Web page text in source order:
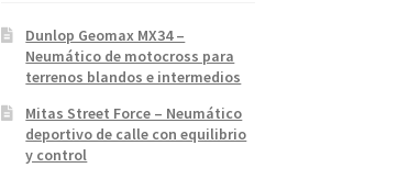
Dunlop Geomax MX34 –
Neumático de motocross para
terrenos blandos e intermedios
Mitas Street Force – Neumático
deportivo de calle con equilibrio
y control